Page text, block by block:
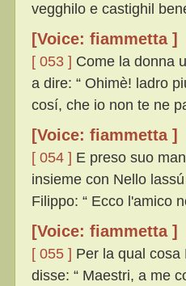
vegghilo e castighil
[Voice: fiammetta ]
[ 053 ] Come la donna
a dire: “ Ohimè! ladro
cosí, che io non te ne
[Voice: fiammetta ]
[ 054 ] E preso suo
insieme con Nello
Filippo: “ Ecco l'amico
[Voice: fiammetta ]
[ 055 ] Per la qual
disse: “ Maestri, a me